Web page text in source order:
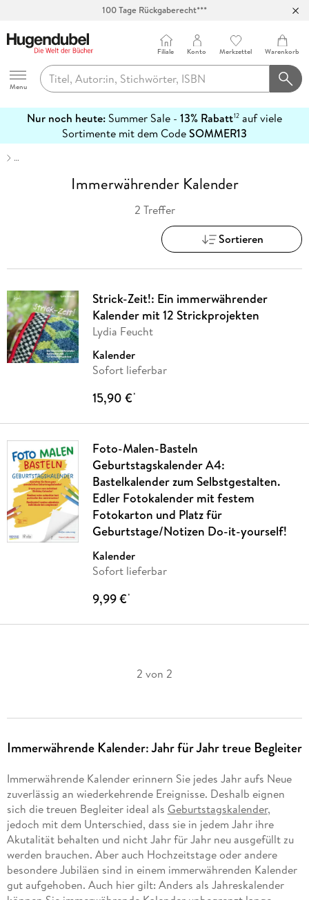
100 Tage Rückgaberecht***
Hugendubel
Menu
Filiale Konto Merkzettel Warenkorb
Nur noch heute: Summer Sale - 13% Rabatt12 auf viele
Sortimente mit dem CodeSOMMER13
erfahren
…
Immerwährender Kalender
2 Treffer
Sortieren
Strick-Zeit!: Ein immerwährender
Kalender mit 12 Strickprojekten
Lydia Feucht
Kalender
Sofort lieferbar
15,90 €*
Foto-Malen-Basteln
Geburtstagskalender A4:
Bastelkalender zum Selbstgestalten.
Edler Fotokalender mit festem
Fotokarton und Platz für
Geburtstage/Notizen Do-it-yourself!
Kalender
Sofort lieferbar
9,99 €*
2 von 2
Immerwährende Kalender: Jahr für Jahr treue Begleiter
Immerwährende Kalender erinnern Sie jedes Jahr aufs Neue
zuverlässig an wiederkehrende Ereignisse. Deshalb eignen
sich die treuen Begleiter ideal als Geburtstagskalender,
jedoch mit dem Unterschied, dass sie in jedem Jahr ihre
Akutalität behalten und nicht Jahr für Jahr neu ausgefüllt zu
werden brauchen. Aber auch Hochzeitstage oder andere
besondere Jubiläen sind in einem immerwährenden Kalender
gut aufgehoben. Auch hier gilt: Anders als Jahreskalender